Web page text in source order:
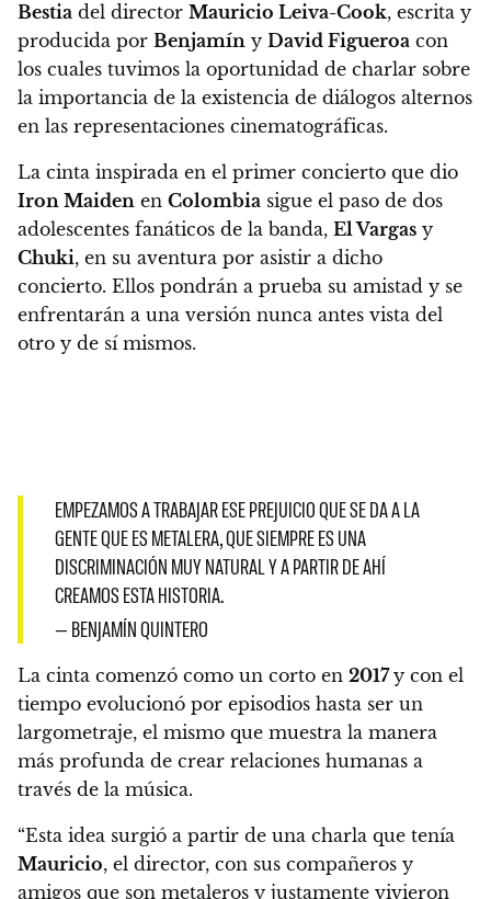
Bestia del director Mauricio Leiva-Cook, escrita y
producida por Benjamín y David Figueroa con
los cuales tuvimos la oportunidad de charlar sobre
la importancia de la existencia de diálogos alternos
en las representaciones cinematográficas.
La cinta inspirada en el primer concierto que dio
Iron Maiden en Colombia sigue el paso de dos
adolescentes fanáticos de la banda, El Vargas y
Chuki, en su aventura por asistir a dicho
concierto. Ellos pondrán a prueba su amistad y se
enfrentarán a una versión nunca antes vista del
otro y de sí mismos.
EMPEZAMOS A TRABAJAR ESE PREJUICIO QUE SE DA A LA
GENTE QUE ES METALERA, QUE SIEMPRE ES UNA
DISCRIMINACIÓN MUY NATURAL Y A PARTIR DE AHÍ
CREAMOS ESTA HISTORIA.
— BENJAMÍN QUINTERO
La cinta comenzó como un corto en 2017y con el
tiempo evolucionó por episodios hasta ser un
largometraje, el mismo que muestra la manera
más profunda de crear relaciones humanas a
través de la música.
“Esta idea surgió a partir de una charla que tenía
Mauricio, el director, con sus compañeros y
amigos que son metaleros y justamente vivieron